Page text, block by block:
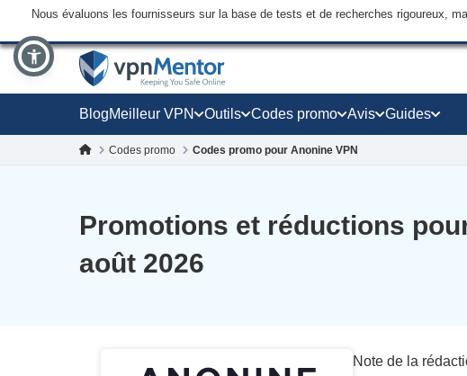
Nous évaluons les fournisseurs sur la base de tests et de recherches rigoureux,
BlogMeilleur VPN Outils Codes promo Avis Guides
Codes promo Codes promo pour Anonine VPN
Promotions et réductions
août 2026
Note de la